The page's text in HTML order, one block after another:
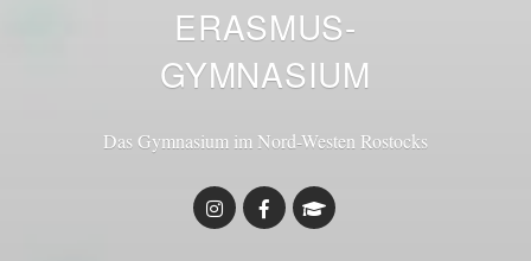
ERASMUS-
GYMNASIUM
Das Gymnasium im Nord-Westen Rostocks